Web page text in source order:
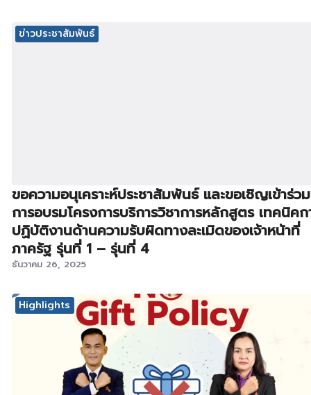
ข่าวประชาสัมพันธ์
ขอความอนุเคราะห์ประชาสัมพันธ์ และขอเชิญเข้าร่วม
การอบรมโครงการบริการวิชาการหลักสูตร เทคนิคก
ปฏิบัติงานด้านความรับผิดทางละเมิดของเจ้าหน้าที่
ภาครัฐ รุ่นที่ 1 – รุ่นที่ 4
ธันวาคม 26, 2025
Highlights